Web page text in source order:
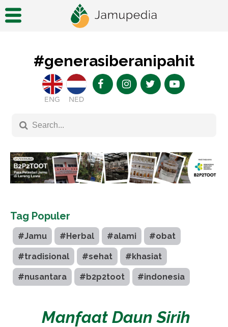
#generasiberanipahit
ENG NED
Tag Populer
#Jamu #Herbal #alami #obat
#tradisional #sehat #khasiat
#nusantara #b2p2toot #indonesia
Manfaat Daun Sirih